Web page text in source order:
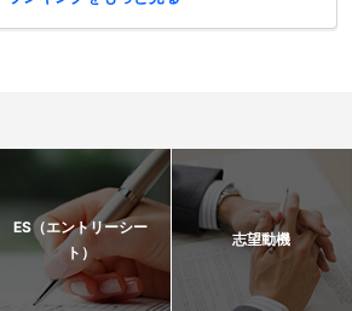
ES（エントリーシー
ト）
志望動機